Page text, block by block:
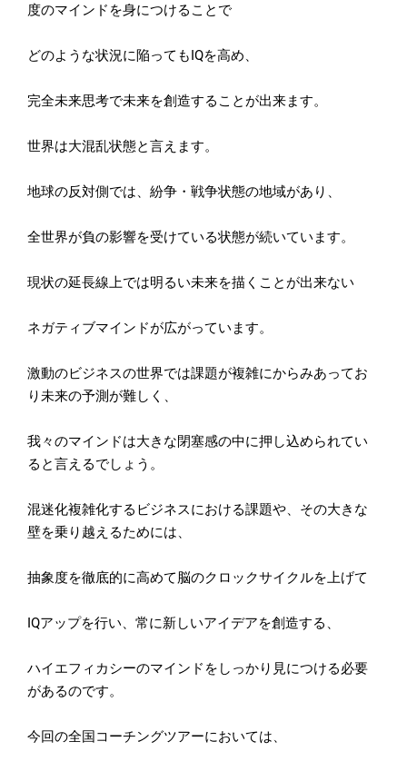
度のマインドを身につけることで
どのような状況に陥ってもIQを高め、
完全未来思考で未来を創造することが出来ます。
世界は大混乱状態と言えます。
地球の反対側では、紛争・戦争状態の地域があり、
全世界が負の影響を受けている状態が続いています。
現状の延長線上では明るい未来を描くことが出来ない
ネガティブマインドが広がっています。
激動のビジネスの世界では課題が複雑にからみあってお
り未来の予測が難しく、
我々のマインドは大きな閉塞感の中に押し込められてい
ると言えるでしょう。
混迷化複雑化するビジネスにおける課題や、 その大きな
壁を乗り越えるためには、
抽象度を徹底的に高めて脳のクロックサイクルを上げて
IQアップを行い、常に新しいアイデアを創造する、
ハイエフィカシーのマインドをしっかり見につける必要
があるのです。
今回の全国コーチングツアーにおいては、